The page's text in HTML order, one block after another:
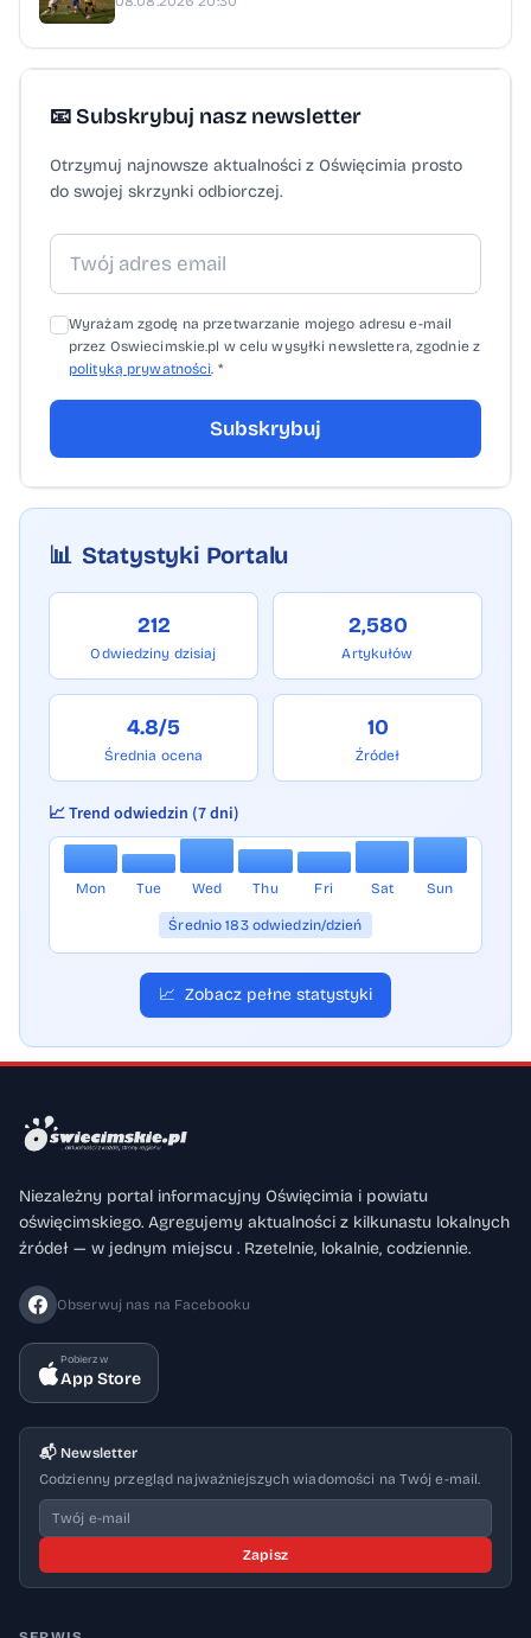
📧 Subskrybuj nasz newsletter
Otrzymuj najnowsze aktualności z Oświęcimia prosto
do swojej skrzynki odbiorczej.
Wyrażam zgodę na przetwarzanie mojego adresu e-mail
przez Oswiecimskie.pl w celu wysyłki newslettera, zgodnie z
polityką prywatności. *
Subskrybuj
📊 Statystyki Portalu
212
Odwiedziny dzisiaj
2,580
Artykułów
4.8/5
Średnia ocena
10
Źródeł
📈 Trend odwiedzin (7 dni)
Mon Tue Wed Thu Fri Sat Sun
Średnio 183 odwiedzin/dzień
📈 Zobacz pełne statystyki
Niezależny portal informacyjny Oświęcimia i powiatu
oświęcimskiego. Agregujemy aktualności z kilkunastu lokalnych
źródeł — w jednym miejscu . Rzetelnie, lokalnie, codziennie.
Obserwuj nas na Facebooku
Pobierz w
App Store
📬 Newsletter
Codzienny przegląd najważniejszych wiadomości na Twój e-mail.
Zapisz